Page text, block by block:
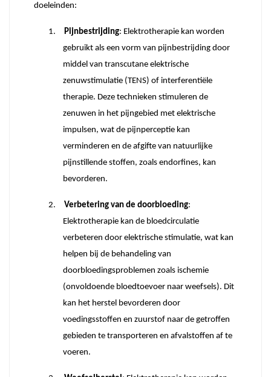
doeleinden:
1. Pijnbestrijding: Elektrotherapie kan worden
gebruikt als een vorm van pijnbestrijding door
middel van transcutane elektrische
zenuwstimulatie (TENS) of interferentiële
therapie. Deze technieken stimuleren de
zenuwen in het pijngebied met elektrische
impulsen, wat de pijnperceptie kan
verminderen en de afgifte van natuurlijke
pijnstillende stoffen, zoals endorfines, kan
bevorderen.
2. Verbetering van de doorbloeding:
Elektrotherapie kan de bloedcirculatie
verbeteren door elektrische stimulatie, wat kan
helpen bij de behandeling van
doorbloedingsproblemen zoals ischemie
(onvoldoende bloedtoevoer naar weefsels). Dit
kan het herstel bevorderen door
voedingsstoffen en zuurstof naar de getroffen
gebieden te transporteren en afvalstoffen af ​​te
voeren.